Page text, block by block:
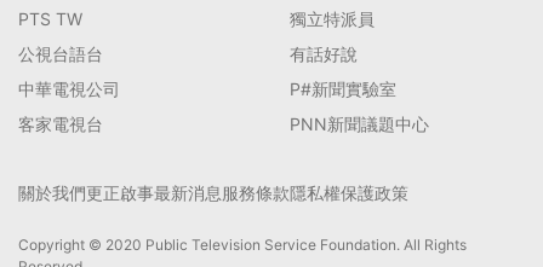
PTS TW
公視台語台
中華電視公司
客家電視台
獨立特派員
有話好說
P#新聞實驗室
PNN新聞議題中心
關於我們更正啟事最新消息服務條款隱私權保護政策
Copyright © 2020 Public Television Service Foundation. All Rights